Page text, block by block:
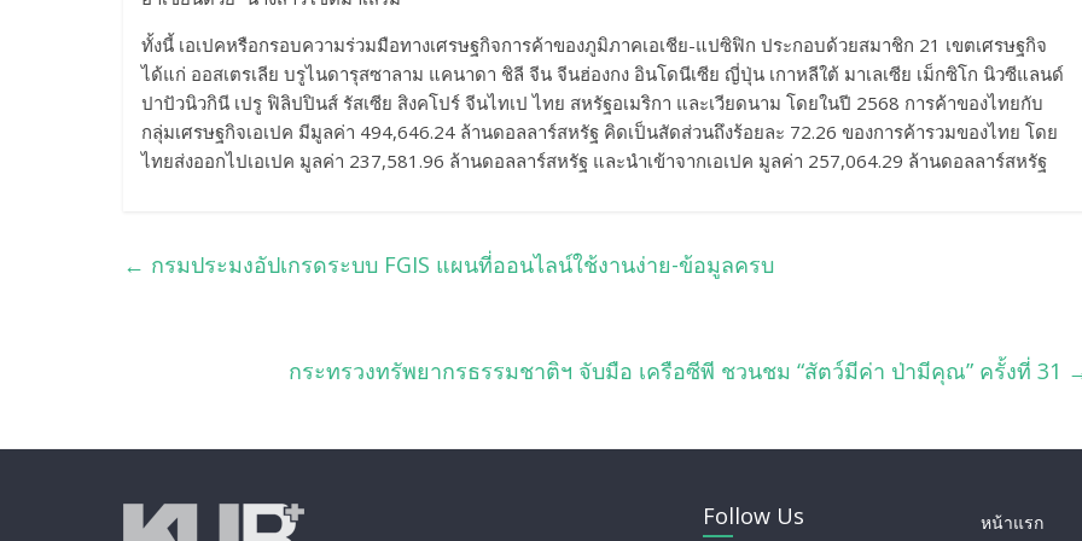
ทั้งนี้ เอเปคหรือกรอบความร่วมมือทางเศรษฐกิจการค้าของภูมิภาคเอเชีย-แปซิฟิก ประกอบด้วยสมาชิก 21 เขตเศรษฐกิจ
ได้แก่ ออสเตรเลีย บรูไนดารุสซาลาม แคนาดา ชิลี จีน จีนฮ่องกง อินโดนีเซีย ญี่ปุ่น เกาหลีใต้ มาเลเซีย เม็กซิโก นิวซีแลนด์
ปาปัวนิวกินี เปรู ฟิลิปปินส์ รัสเซีย สิงคโปร์ จีนไทเป ไทย สหรัฐอเมริกา และเวียดนาม โดยในปี 2568 การค้าของไทยกับ
กลุ่มเศรษฐกิจเอเปค มีมูลค่า 494,646.24 ล้านดอลลาร์สหรัฐ คิดเป็นสัดส่วนถึงร้อยละ 72.26 ของการค้ารวมของไทย โดย
ไทยส่งออกไปเอเปค มูลค่า 237,581.96 ล้านดอลลาร์สหรัฐ และนำเข้าจากเอเปค มูลค่า 257,064.29 ล้านดอลลาร์สหรัฐ
← กรมประมงอัปเกรดระบบ FGIS แผนที่ออนไลน์ใช้งานง่าย-ข้อมูลครบ
กระทรวงทรัพยากรธรรมชาติฯ จับมือ เครือซีพี ชวนชม “สัตว์มีค่า ป่ามีคุณ” ครั้งที่ 31
Follow Us หน้าแรก